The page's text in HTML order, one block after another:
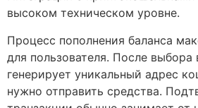
высоком техническом уровне.
Процесс пополнения баланса
для пользователя. После
генерирует уникальный адрес
нужно отправить средства.